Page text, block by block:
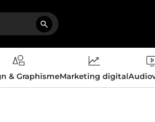
& GraphismeMarketing digital